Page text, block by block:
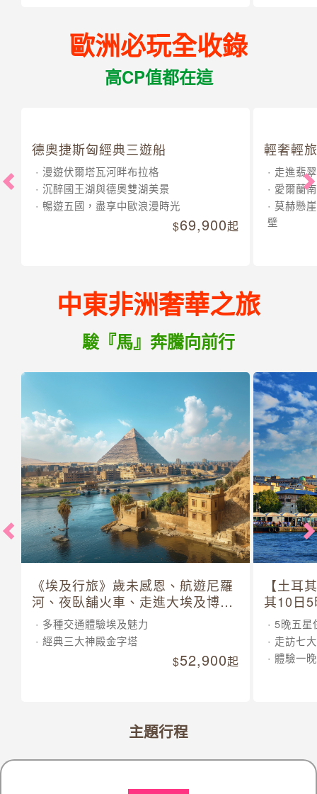
歐洲必玩全收錄
高CP值都在這
德奧捷斯匈經典三遊船
漫遊伏爾塔瓦河畔布拉格
沉醉國王湖與德奧雙湖美景
暢遊五國，盡享中歐浪漫時光
69,900起
輕奢輕
走進翡
愛爾蘭
莫赫懸
壁
中東非洲奢華之旅
駿『馬』奔騰向前行
《埃及行旅》歲未感恩、航遊尼羅
河、夜臥舖火車、走進大埃及博物
館 10 日
多種交通體驗埃及魅力
經典三大神殿金字塔
52,900起
【土耳
其10日
5晚五星
走訪七
體驗一
主題行程